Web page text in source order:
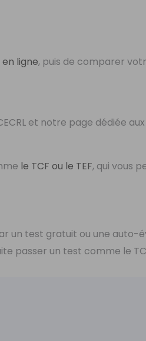
ligne, puis de comparer
et notre page dédiée aux
le TCF ou le TEF, qui vous
test gratuit ou une auto-
passer un test comme le